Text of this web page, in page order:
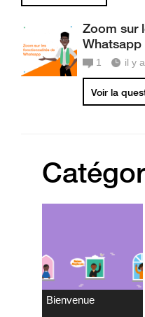
Zoom sur
Whatsapp
1 il y
Voir la
Bienvenue